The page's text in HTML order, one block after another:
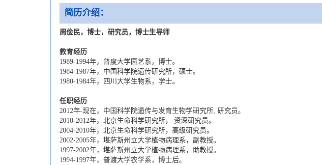
简历介绍：
周俭民，博士，研究员，博士生导师
教育经历
1989-1994年，普度大学园艺系，博士。
1984-1987年，中国科学院遗传研究所，硕士。
1980-1984年，四川大学生物系，学士。
任职经历
2012年-现在，中国科学院遗传与发育生物学研究所, 研究员。
2010-2012年，北京生命科学研究所， 资深研究员。
2004-2010年，北京生命科学研究所，高级研究员。
2002-2005年，堪萨斯州立大学植物病理系，副教授。
1997-2002年，堪萨斯州立大学植物病理系，助教授。
1994-1997年，普渡大学农学系，博士后。